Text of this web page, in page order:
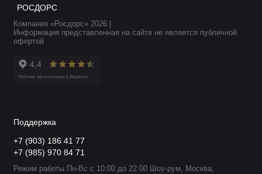
РОСДОРС
Компания «Росдорс» 2026 |
Информация представленная на сайте не является публичной
офертой
Поддержка
+7 (903) 186 41 77
+7 (985) 970 84 71
Режим работы Пн-Вс с 10:00 до 22:00 Шоу-рум, Москва,